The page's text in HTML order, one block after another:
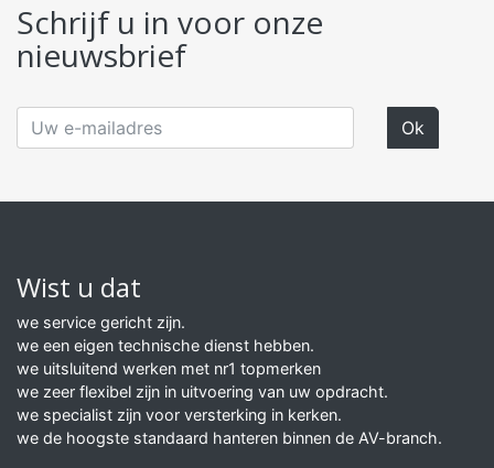
Schrijf u in voor onze
nieuwsbrief
Wist u dat
we service gericht zijn.
we een eigen technische dienst hebben.
we uitsluitend werken met nr1 topmerken
we zeer flexibel zijn in uitvoering van uw opdracht.
we specialist zijn voor versterking in kerken.
we de hoogste standaard hanteren binnen de AV-branch.